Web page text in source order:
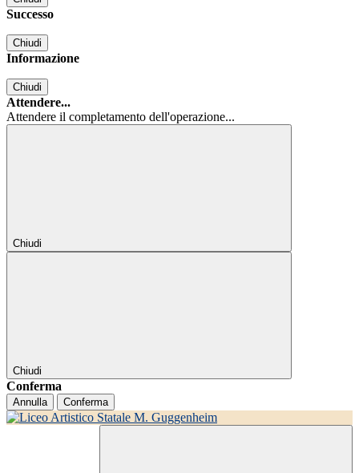
Successo
Chiudi
Informazione
Chiudi
Attendere...
Attendere il completamento dell'operazione...
Chiudi
Chiudi
Conferma
Annulla Conferma